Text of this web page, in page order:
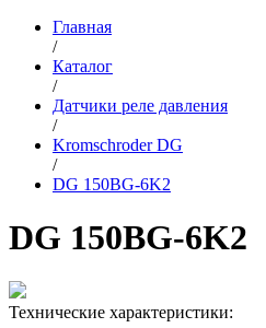
Главная
/
Каталог
/
Датчики реле давления
/
Kromschroder DG
/
DG 150BG-6K2
DG 150BG-6K2
Технические характеристики: